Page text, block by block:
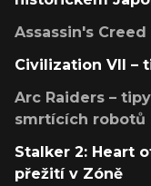
Assassin's
Civilization VII –
Arc Raiders –
smrtících robotů
Stalker 2: Heart
přežití v Zóně